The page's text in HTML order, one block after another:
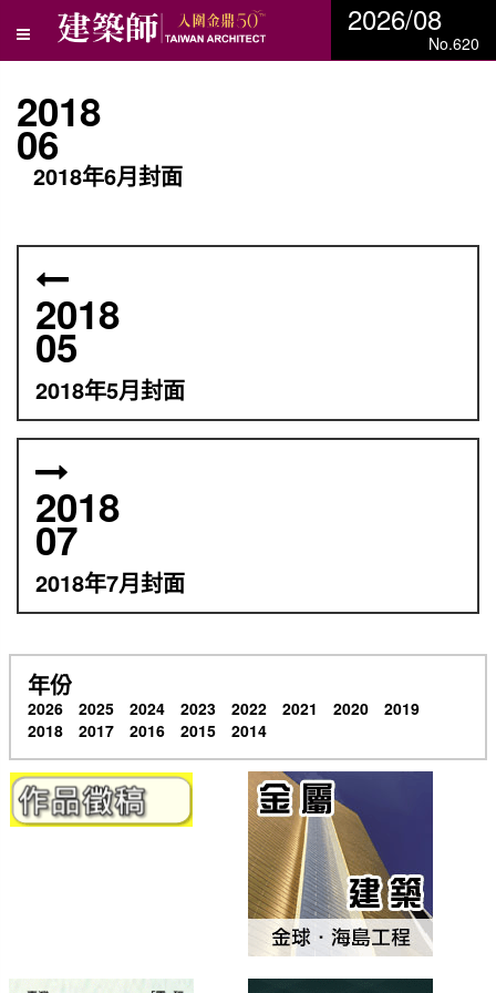
2026/08
No.620
2018
06
2018年6月封面
2018
05
2018年5月封面
2018
07
2018年7月封面
年份
2026 2025 2024 2023 2022 2021 2020
2019
2018
2017 2016 2015 2014